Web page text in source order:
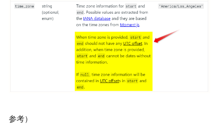
参考）